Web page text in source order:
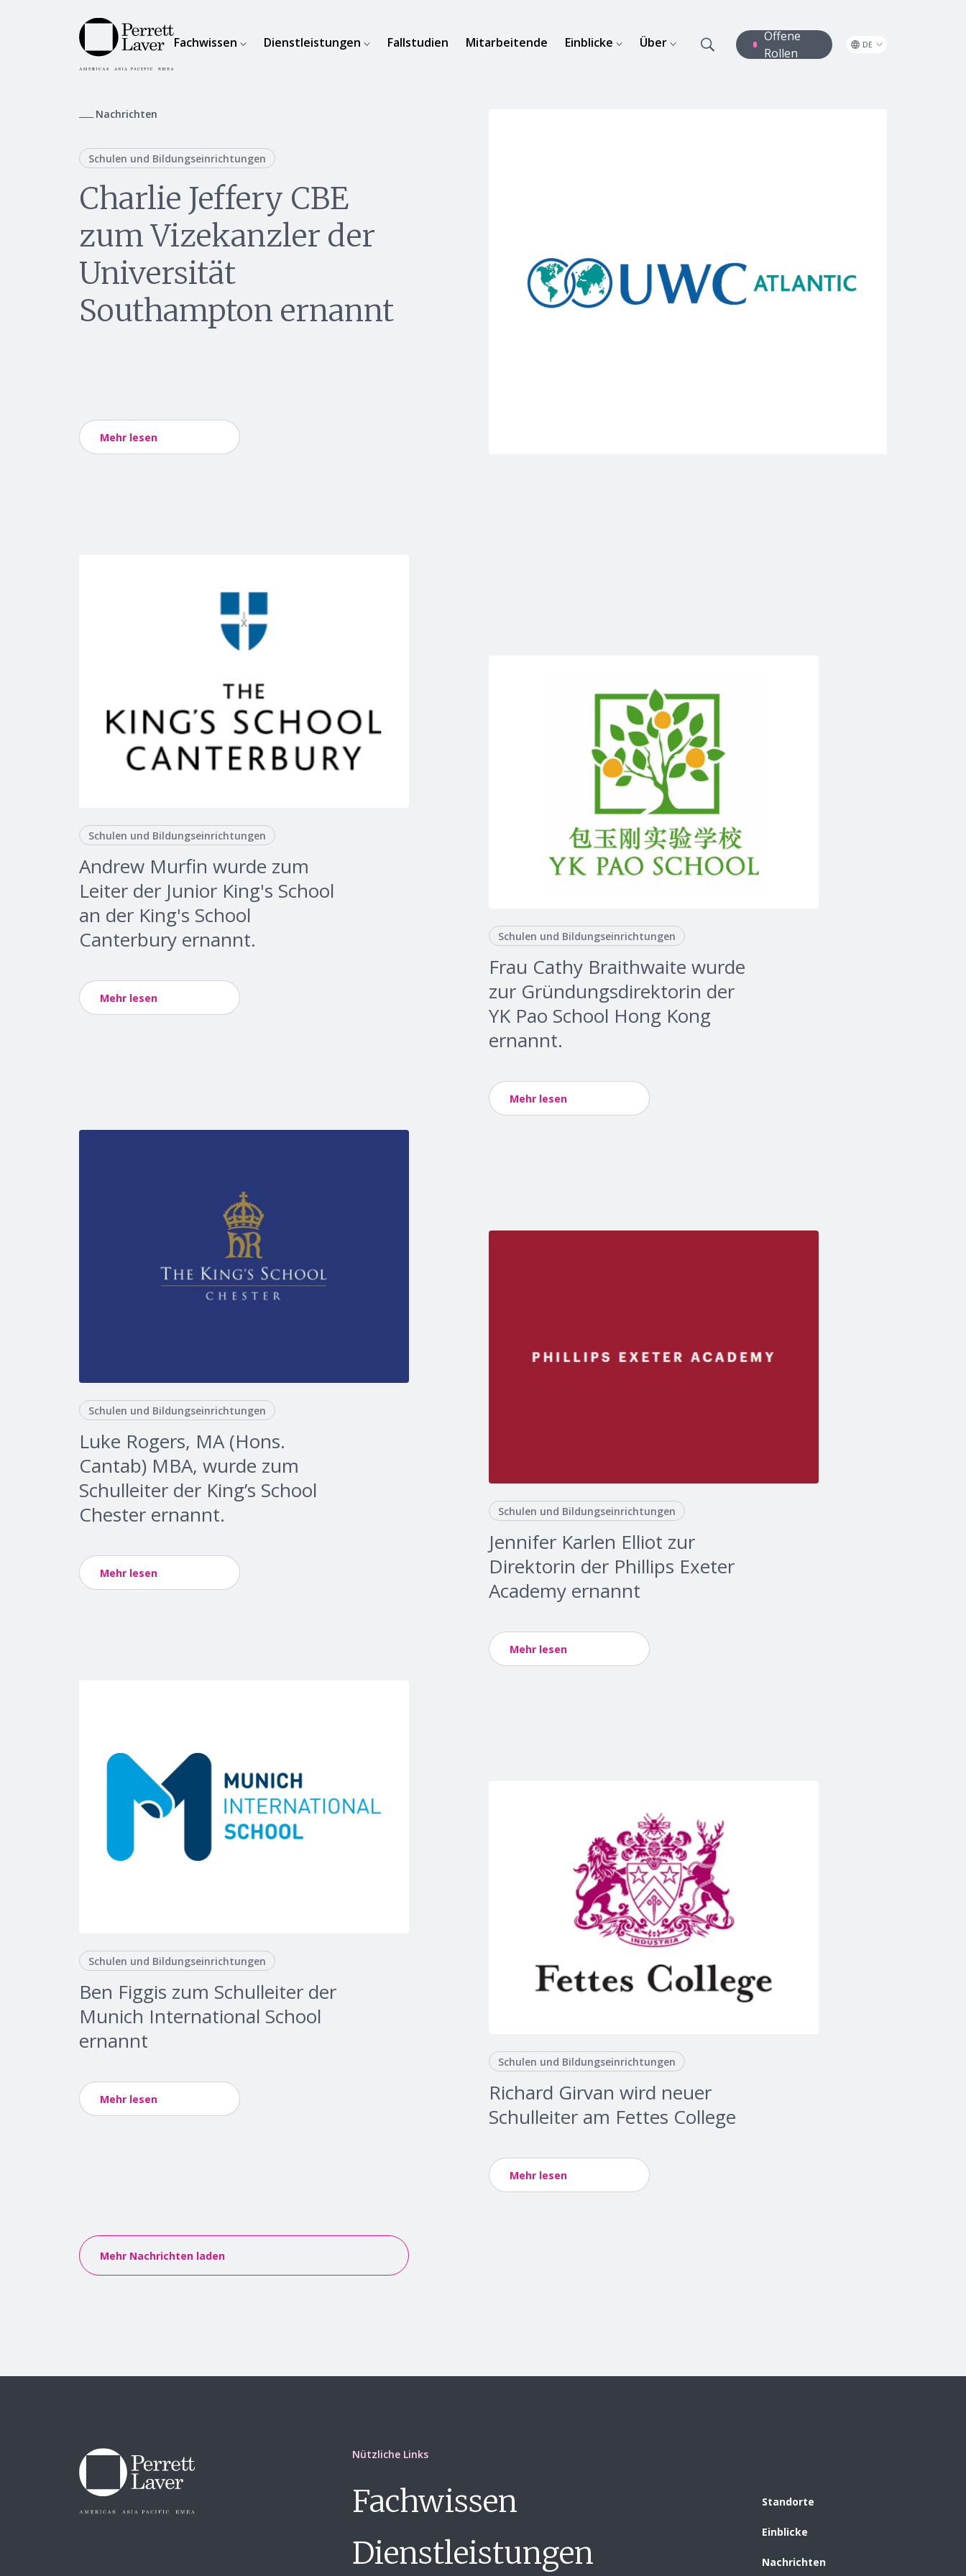
Fachwissen Dienstleistungen Fallstudien Mitarbeitende Einblicke Über
Offene
Rollen
DE
Nachrichten
Schulen und Bildungseinrichtungen
Charlie Jeffery CBE
zum Vizekanzler der
Universität
Southampton ernannt
Mehr lesen
Schulen und Bildungseinrichtungen
Andrew Murfin wurde zum
Leiter der Junior King's School
an der King's School
Canterbury ernannt.
Mehr lesen
Schulen und Bildungseinrichtungen
Frau Cathy Braithwaite wurde
zur Gründungsdirektorin der
YK Pao School Hong Kong
ernannt.
Mehr lesen
Schulen und Bildungseinrichtungen
Luke Rogers, MA (Hons.
Cantab) MBA, wurde zum
Schulleiter der King’s School
Chester ernannt.
Mehr lesen
Schulen und Bildungseinrichtungen
Jennifer Karlen Elliot zur
Direktorin der Phillips Exeter
Academy ernannt
Mehr lesen
Schulen und Bildungseinrichtungen
Ben Figgis zum Schulleiter der
Munich International School
ernannt
Mehr lesen
Schulen und Bildungseinrichtungen
Richard Girvan wird neuer
Schulleiter am Fettes College
Mehr lesen
Mehr Nachrichten laden
Nützliche Links
Fachwissen
Dienstleistungen
Standorte
Einblicke
Nachrichten